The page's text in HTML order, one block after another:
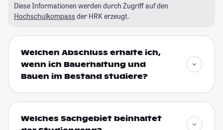
Diese Informationen werden durch Zugriff auf den
Hochschulkompass der HRK erzeugt.
Welchen Abschluss erhalte ich,
wenn ich Bauerhaltung und
Bauen im Bestand studiere?
Welches Sachgebiet beinhaltet